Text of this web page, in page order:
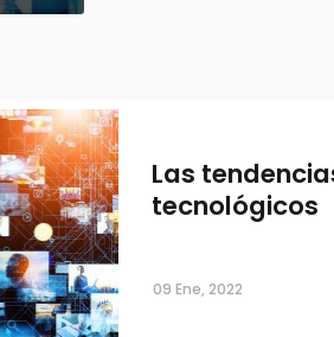
Las
tecnológicos
09 Ene, 2022